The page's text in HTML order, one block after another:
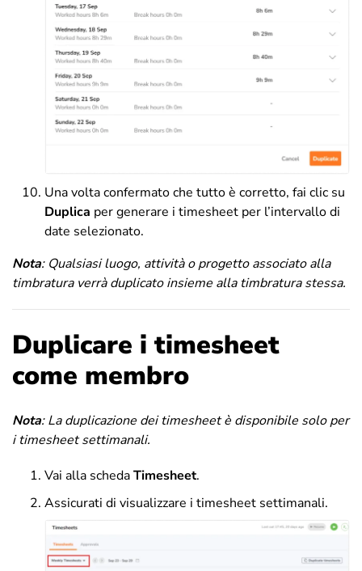
Una volta confermato che tutto è corretto, fai clic su
Duplica per generare i timesheet per l’intervallo di
date selezionato.
Nota: Qualsiasi luogo, attività o progetto associato alla
timbratura verrà duplicato insieme alla timbratura stessa.
Duplicare i timesheet
come membro
Nota:La duplicazione dei timesheet è disponibile solo per
i timesheet settimanali.
Vai alla schedaTimesheet.
Assicurati di visualizzare i timesheet settimanali.